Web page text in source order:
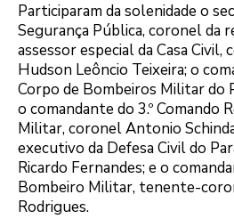
Participaram da solenidade o
Segurança Pública, coronel da
assessor especial da Casa
Hudson Leôncio Teixeira; o
Corpo de Bombeiros Militar do
o comandante do 3.º Comando
Militar, coronel Antonio
executivo da Defesa Civil do
Ricardo Fernandes; e o
Bombeiro Militar, tenente-
Rodrigues.